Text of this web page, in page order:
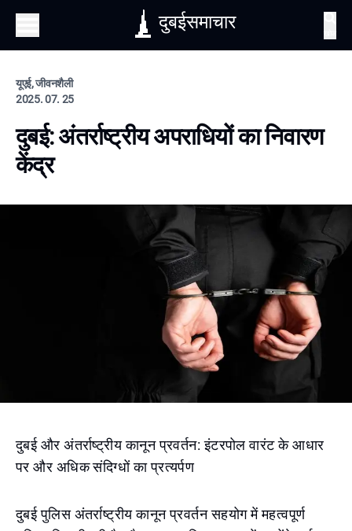
दुबईसमाचार
यूएई, जीवनशैली
2025. 07. 25
दुबई: अंतर्राष्ट्रीय अपराधियों का निवारण
केंद्र
दुबई और अंतर्राष्ट्रीय कानून प्रवर्तन: इंटरपोल वारंट के आधार
पर और अधिक संदिग्धों का प्रत्यर्पण
दुबई पुलिस अंतर्राष्ट्रीय कानून प्रवर्तन सहयोग में महत्वपूर्ण